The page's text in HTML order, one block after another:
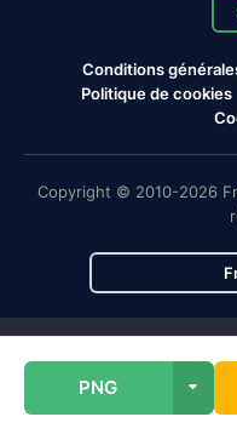
PNG
Conditions
Politique de cookies
Copyright © 2010-2026